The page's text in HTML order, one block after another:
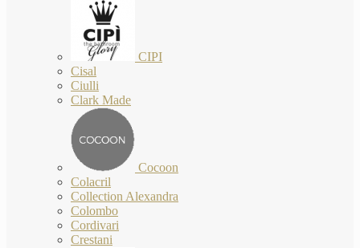
CIPI
Cisal
Ciulli
Clark Made
Cocoon
Colacril
Collection Alexandra
Colombo
Cordivari
Crestani